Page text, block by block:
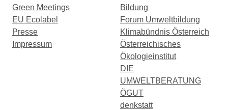
Green Meetings
EU Ecolabel
Presse
Impressum
Bildung
Forum Umweltbildung
Klimabündnis Österreich
Österreichisches
Ökologieinstitut
DIE
UMWELTBERATUNG
ÖGUT
denkstatt